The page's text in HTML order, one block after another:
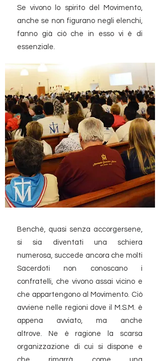
Se vivono lo spirito del Movimento,
anche se non figurano negli elenchi,
fanno già ciò che in esso vi è di
essenziale.
Benché, quasi senza accorgersene,
si sia diventati una schiera
numerosa, succede ancora che molti
Sacerdoti non conoscano i
confratelli, che vivono assai vicino e
che appartengono al Movimento. Ciò
avviene nelle regioni dove il M.S.M. è
appena avviato, ma anche
altrove. Ne è ragione la scarsa
organizzazione di cui si dispone e